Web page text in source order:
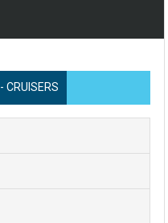
- CRUISERS